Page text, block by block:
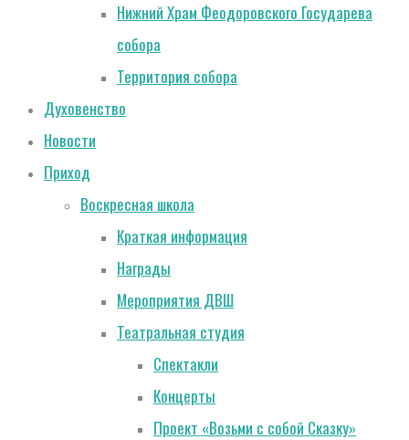
Нижний Храм Феодоровского Государева
собора
Территория собора
Духовенство
Новости
Приход
Воскресная школа
Краткая информация
Награды
Мероприятия ДВШ
Театральная студия
Спектакли
Концерты
Проект «Возьми с собой Сказку»